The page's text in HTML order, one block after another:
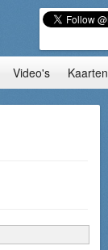
Video's Kaarten